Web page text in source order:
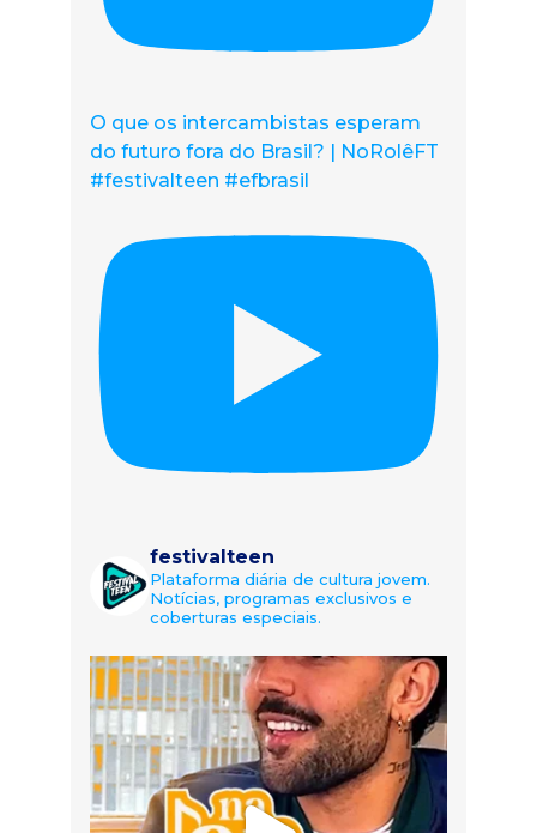
O que os intercambistas esperam
do futuro fora do Brasil? | NoRolêFT
#festivalteen #efbrasil
festivalteen
Plataforma diária de cultura jovem.
Notícias, programas exclusivos e
coberturas especiais.